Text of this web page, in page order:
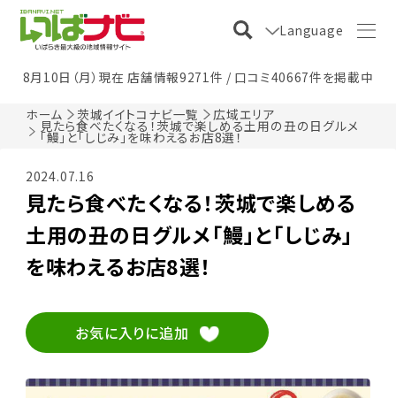
Language
8月10日（月）現在 店舗情報9271件 / 口コミ40667件を掲載中
ホーム 茨城イイトコナビ一覧 広域エリア
見たら食べたくなる！茨城で楽しめる土用の丑の日グルメ
「鰻」と「しじみ」を味わえるお店8選！
2024.07.16
見たら食べたくなる！茨城で楽しめる
土用の丑の日グルメ「鰻」と「しじみ」
を味わえるお店8選！
お気に入りに追加